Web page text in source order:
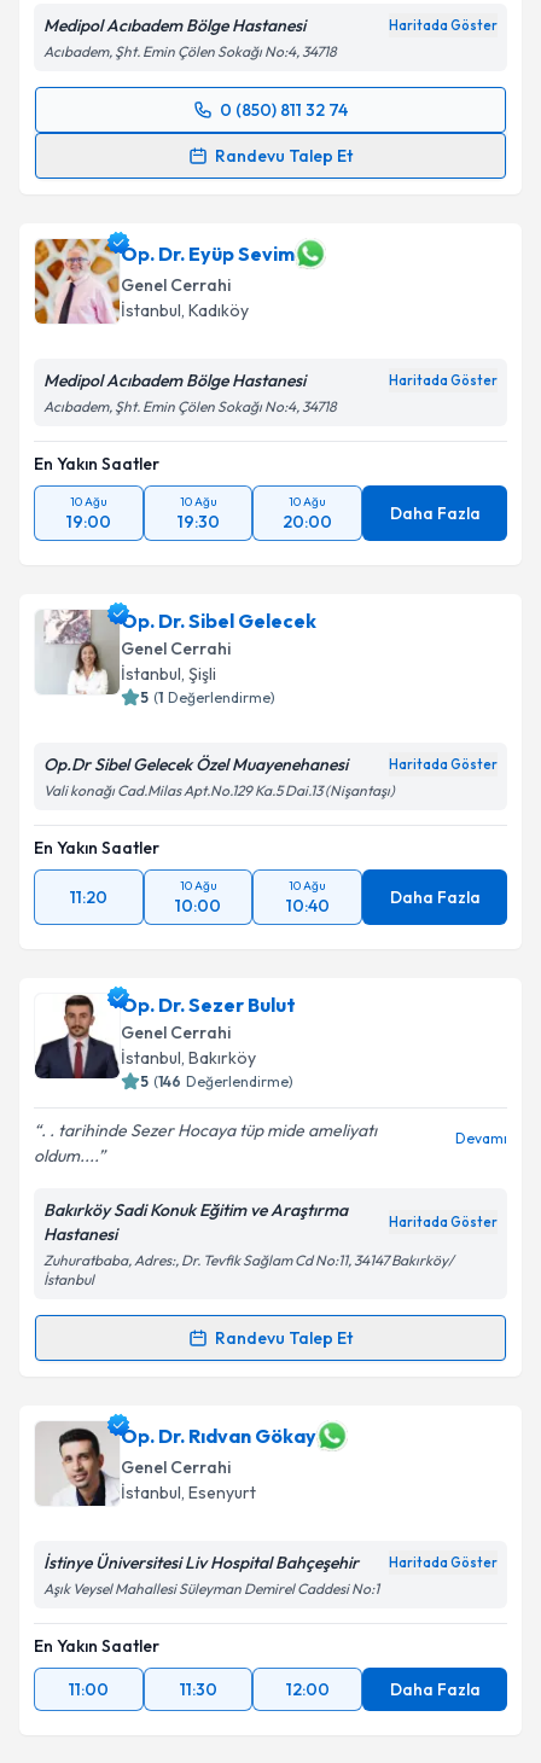
Medipol Acıbadem Bölge Hastanesi Haritada Göster
Acıbadem, Şht. Emin Çölen Sokağı No:4, 34718
0 (850) 811 32 74
Randevu Talep Et
Randevu Takvimi Talebi
takvim hazırlandığında e-posta ile bilgilendireceğiz.
E-posta Adresiniz
Kişisel verilerimin işlenmesine ilişkin
Metni'ni okudum ve kişisel verilerimin belirtilen
kapsamda işlenmesini kabul ediyorum.
Takvim Talebini Gönder
Op. Dr. Eyüp Sevim
Genel Cerrahi
İstanbul, Kadıköy
Medipol Acıbadem Bölge Hastanesi Haritada Göster
Acıbadem, Şht. Emin Çölen Sokağı No:4, 34718
En Yakın Saatler
10 Ağu
19:00
10 Ağu
19:30
10 Ağu
20:00 Daha Fazla
Op. Dr. Sibel Gelecek
Genel Cerrahi
İstanbul, Şişli
5 (1 Değerlendirme)
Op.Dr Sibel Gelecek Özel Muayenehanesi Haritada Göster
Vali konağı Cad.Milas Apt.No.129 Ka.5 Dai.13 (Nişantaşı)
En Yakın Saatler
11:20
10 Ağu
10:00
10 Ağu
10:40 Daha Fazla
Op. Dr. Sezer Bulut
Genel Cerrahi
İstanbul, Bakırköy
5 (146 Değerlendirme)
. . tarihinde Sezer Hocaya tüp mide ameliyatı
oldum....
Devamı
Bakırköy Sadi Konuk Eğitim ve Araştırma
Hastanesi
Haritada Göster
Zuhuratbaba, Adres:, Dr. Tevfik Sağlam Cd No:11, 34147 Bakırköy/
İstanbul
Randevu Talep Et
Randevu Takvimi Talebi
Op. Dr. Sezer Bulutiçin randevu takvimi talebi
oluşturun. Size bu uzmandan randevu almanız için bir
takvim hazırlandığında e-posta ile bilgilendireceğiz.
Kişisel verilerimin işlenmesine ilişkin
Metni'ni okudum ve kişisel verilerimin belirtilen
kapsamda işlenmesini kabul ediyorum.
Op. Dr. Rıdvan Gökay
Genel Cerrahi
İstanbul, Esenyurt
İstinye Üniversitesi Liv Hospital Bahçeşehir Haritada Göster
Aşık Veysel Mahallesi Süleyman Demirel Caddesi No:1
En Yakın Saatler
11:00
11:30 12:00 Daha Fazla